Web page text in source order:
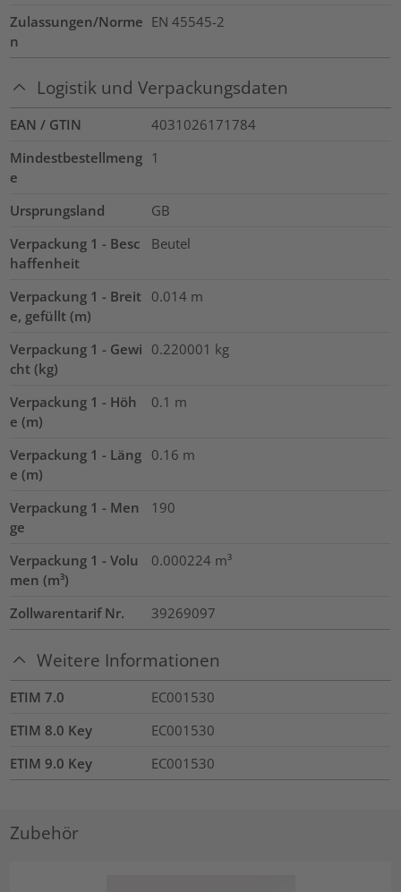
Zulassungen/Norme
n
EN 45545-2
Logistik und Verpackungsdaten
EAN / GTIN
4031026171784
Mindestbestellmeng
e
1
Ursprungsland
GB
Verpackung 1 - Besc
haffenheit
Beutel
Verpackung 1 - Breit
e, gefüllt (m)
0.014 m
Verpackung 1 - Gewi
cht (kg)
0.220001 kg
Verpackung 1 - Höh
e (m)
0.1 m
Verpackung 1 - Läng
e (m)
0.16 m
Verpackung 1 - Men
ge
190
Verpackung 1 - Volu
men (m³)
0.000224 m³
Zollwarentarif Nr. 39269097
Weitere Informationen
ETIM 7.0
EC001530
ETIM 8.0 Key
EC001530
ETIM 9.0 Key
EC001530
Zubehör